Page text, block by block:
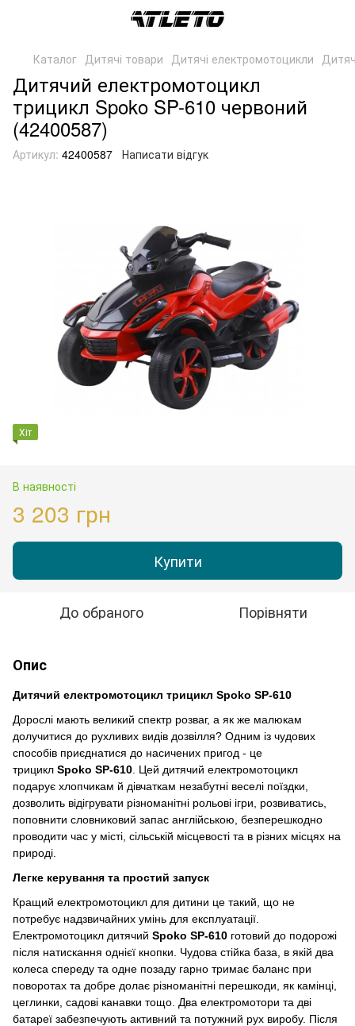
Каталог Дитячі товари Дитячі електромотоцикли
Дитячий електромотоцикл
трицикл Spoko SP-610 червоний
(42400587)
Артикул: 42400587 Написати відгук
Хіт
В наявності
3 203 грн
Купити
До обраного Порівняти
Опис
Дитячий електромотоцикл трицикл Spoko SP-610
Дорослі мають великий спектр розваг, а як же малюкам
долучитися до рухливих видів дозвілля? Одним із чудових
способів приєднатися до насичених пригод - це
трицикл Spoko SP-610 . Цей дитячий електромотоцикл
подарує хлопчикам й дівчаткам незабутні веселі поїздки,
дозволить відігрувати різноманітні рольові ігри, розвиватись,
поповнити словниковий запас англійською, безперешкодно
проводити час у місті, сільській місцевості та в різних місцях на
природі.
Легке керування та простий запуск
Кращий електромотоцикл для дитини це такий, що не
потребує надзвичайних умінь для експлуатації.
Електромотоцикл дитячий Spoko SP-610 готовий до подорожі
після натискання однієї кнопки. Чудова стійка база, в якій два
колеса спереду та одне позаду гарно тримає баланс при
поворотах та добре долає різноманітні перешкоди, як камінці,
цеглинки, садові канавки тощо. Два електромотори та дві
батареї забезпечують активний та потужний рух виробу. Після